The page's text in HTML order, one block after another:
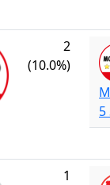
2
(10.0%)
5
1